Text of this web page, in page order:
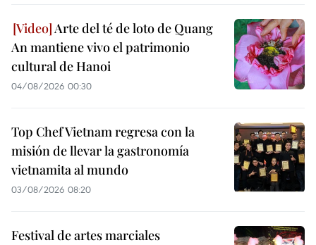
Arte del té de loto de Quang
An mantiene vivo el patrimonio
cultural de Hanoi
04/08/2026 00:30
Top Chef Vietnam regresa con la
misión de llevar la gastronomía
vietnamita al mundo
03/08/2026 08:20
Festival de artes marciales